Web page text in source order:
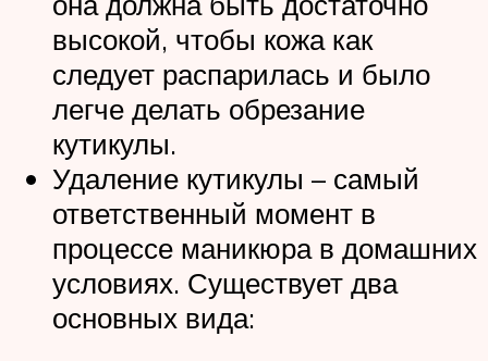
высокой, чтобы кожа как
следует распарилась и было
легче делать обрезание
кутикулы.
Удаление кутикулы – самый
ответственный момент в
процессе маникюра в домашних
условиях. Существует два
основных вида: